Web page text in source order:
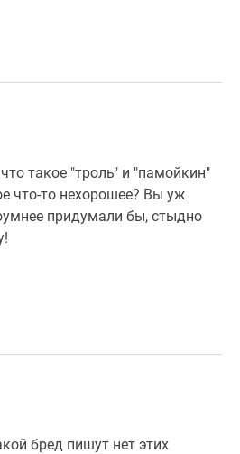
такое "троль" и "памойкин"
что-то нехорошее? Вы уж
придумали бы, стыдно
бред пишут нет этих